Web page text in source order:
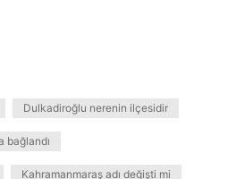
Dulkadiroğlu nerenin ilçesidir
bağlandı
Kahramanmaraş adı değişti mi